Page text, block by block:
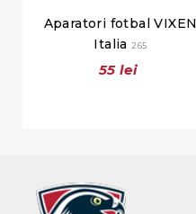
Aparatori fotbal VIXEN
Italia265
55 lei